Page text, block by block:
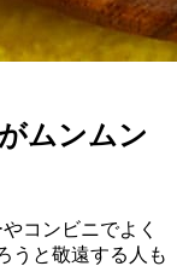
ムンムン
コンビニでよく
うと敬遠する人も